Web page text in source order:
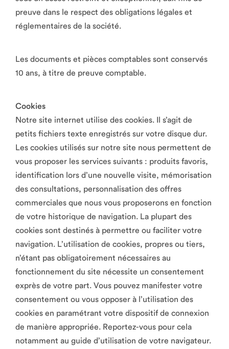
preuve dans le respect des obligations légales et
réglementaires de la société.
Les documents et pièces comptables sont conservés
10 ans, à titre de preuve comptable.
Cookies
Notre site internet utilise des cookies. Il s’agit de
petits fichiers texte enregistrés sur votre disque dur.
Les cookies utilisés sur notre site nous permettent de
vous proposer les services suivants : produits favoris,
identification lors d’une nouvelle visite, mémorisation
des consultations, personnalisation des offres
commerciales que nous vous proposerons en fonction
de votre historique de navigation. La plupart des
cookies sont destinés à permettre ou faciliter votre
navigation. L’utilisation de cookies, propres ou tiers,
n’étant pas obligatoirement nécessaires au
fonctionnement du site nécessite un consentement
exprès de votre part. Vous pouvez manifester votre
consentement ou vous opposer à l’utilisation des
cookies en paramétrant votre dispositif de connexion
de manière appropriée. Reportez-vous pour cela
notamment au guide d’utilisation de votre navigateur.